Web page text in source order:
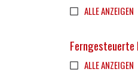
ALLE ANZEIGEN
Ferngesteuerte
ALLE ANZEIGEN